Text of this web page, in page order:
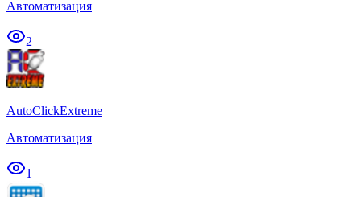
Автоматизация
2
AutoClickExtreme
Автоматизация
1